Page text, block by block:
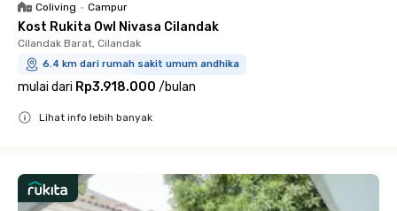
Coliving • Campur
Kost Rukita Owl Nivasa Cilandak
Cilandak Barat, Cilandak
6.4 km dari rumah sakit umum andhika
mulai dari Rp3.918.000 /bulan
Lihat info lebih banyak